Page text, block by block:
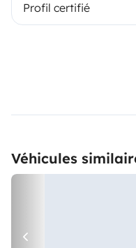
Profil certifié
Véhicules